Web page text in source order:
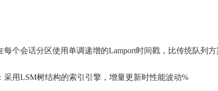
个会话分区使用单调递增的Lamport时间戳，比传统队列方
用LSM树结构的索引引擎，增量更新时性能波动%